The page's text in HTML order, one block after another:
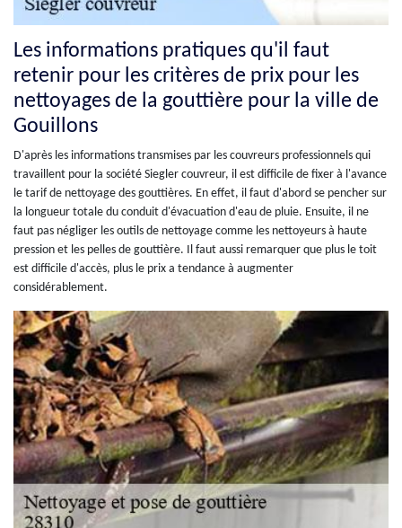
Les informations pratiques qu'il faut
retenir pour les critères de prix pour les
nettoyages de la gouttière pour la ville de
Gouillons
D'après les informations transmises par les couvreurs professionnels qui
travaillent pour la société Siegler couvreur, il est difficile de fixer à l'avance
le tarif de nettoyage des gouttières. En effet, il faut d'abord se pencher sur
la longueur totale du conduit d'évacuation d'eau de pluie. Ensuite, il ne
faut pas négliger les outils de nettoyage comme les nettoyeurs à haute
pression et les pelles de gouttière. Il faut aussi remarquer que plus le toit
est difficile d'accès, plus le prix a tendance à augmenter
considérablement.